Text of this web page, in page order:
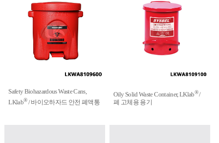
Safety Biohazardous Waste Cans,
LKlab®/ 바이오하자드 안전 폐액통
Oily Solid Waste Container, LKlab®/
폐 고체용 용기